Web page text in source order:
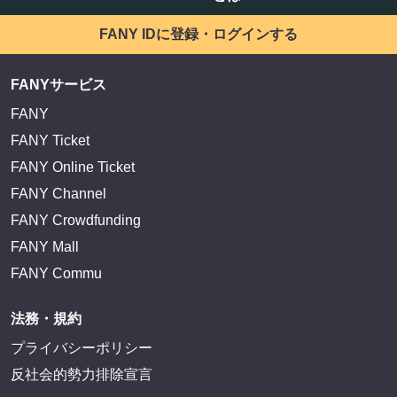
FANY IDに登録・ログインする
FANYサービス
FANY
FANY Ticket
FANY Online Ticket
FANY Channel
FANY Crowdfunding
FANY Mall
FANY Commu
法務・規約
プライバシーポリシー
反社会的勢力排除宣言